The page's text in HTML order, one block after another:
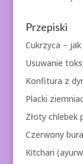
Przepiski
Cukrzyca –
Usuwanie
Konfitura z
Placki
Złoty chlebek
Czerwony
Kitchari